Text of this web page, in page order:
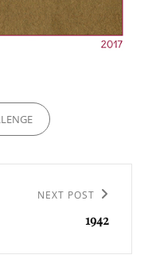
NEXT POST
1942